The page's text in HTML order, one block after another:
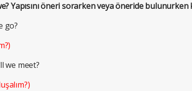
Yapısını öneri sorarken veya öneride
go?
we meet?